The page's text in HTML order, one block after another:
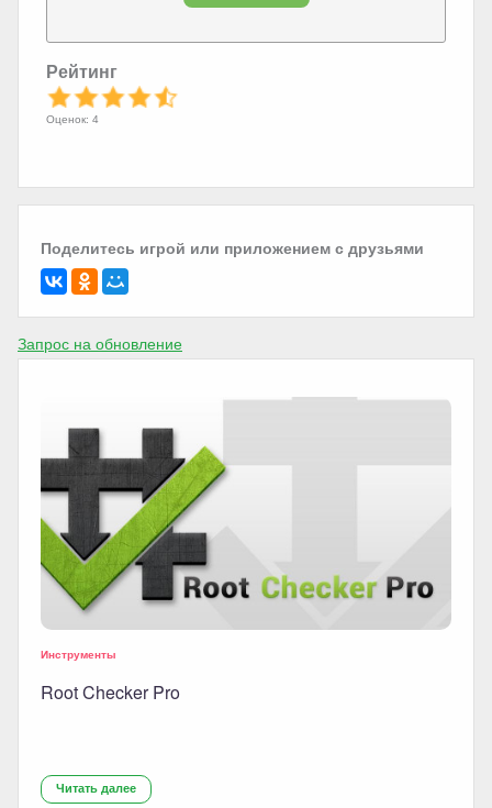
Рейтинг
Оценок: 4
Поделитесь игрой или приложением с друзьями
Запрос на обновление
Инструменты
Root Checker Pro
Читать далее